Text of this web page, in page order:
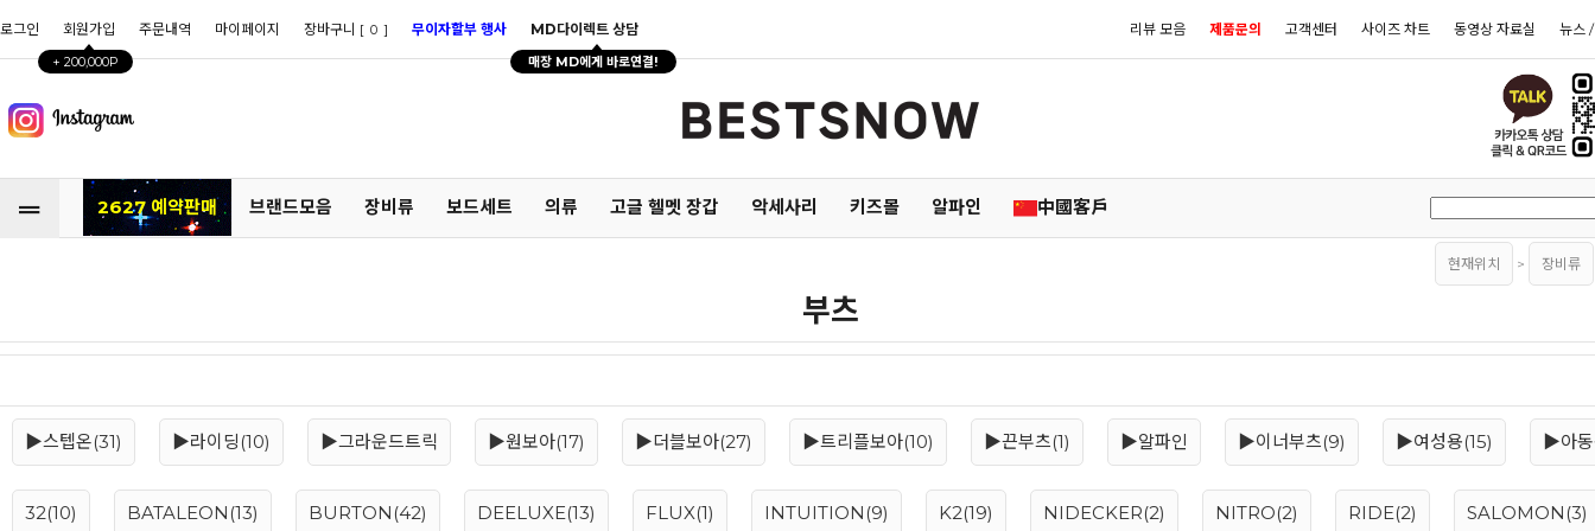
로그인 회원가입
+ 200,000P
주문내역 마이페이지 장바구니 [ 0 ] 무이자할부 행사 MD다이렉트 상담
매장 MD에게 바로연결!
리뷰 모음 제품문의 고객센터 사이즈 차트 동영상 자료실 뉴스
2627 예약판매 브랜드모음 장비류 보드세트 의류 고글 헬멧 장갑 악세사리 키즈몰 알파인 中國客戶
현재위치 > 장비류
부츠
▶스텝온(31) ▶라이딩(10) ▶그라운드트릭 ▶원보아(17) ▶더블보아(27) ▶트리플보아(10) ▶끈부츠(1) ▶알파인 ▶이너부츠(9) ▶여성용(15) ▶아
32(10) BATALEON(13) BURTON(42) DEELUXE(13) FLUX(1) INTUITION(9) K2(19) NIDECKER(2) NITRO(2) RIDE(2) SALOMON(3)